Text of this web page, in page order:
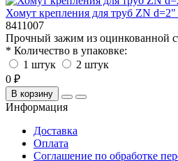
Хомут крепления для труб ZN
8411007
Прочный зажим из оцинкованной
* Количество в упаковке:
1 штук
2 штук
0 ₽
В корзину
Информация
Доставка
Оплата
Соглашение по обработке